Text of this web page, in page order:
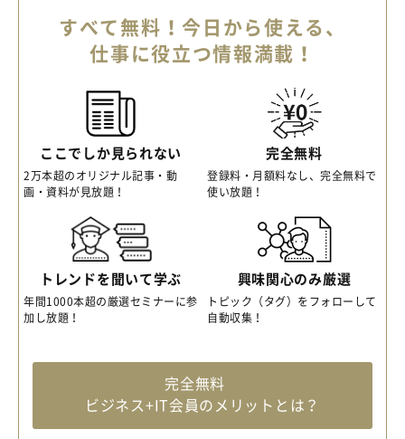
すべて無料！今日から使える、
仕事に役立つ情報満載！
ここでしか見られない
2万本超のオリジナル記事・動
画・資料が見放題！
完全無料
登録料・月額料なし、完全無料で
使い放題！
トレンドを聞いて学ぶ
年間1000本超の厳選セミナーに参
加し放題！
興味関心のみ厳選
トピック（タグ）をフォローして
自動収集！
完全無料
ビジネス+IT会員のメリットとは？